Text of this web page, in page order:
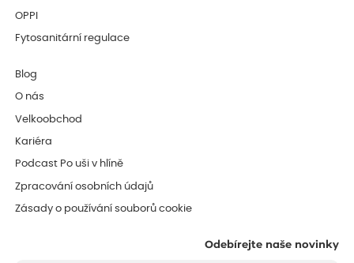
OPPI
Fytosanitární regulace
Blog
O nás
Velkoobchod
Kariéra
Podcast Po uši v hlíně
Zpracování osobních údajů
Zásady o používání souborů cookie
Odebírejte naše novinky